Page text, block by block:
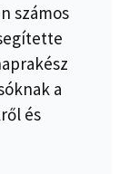
számos
a
és